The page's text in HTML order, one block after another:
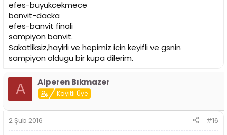
efes-buyukcekmece
banvit-dacka
efes-banvit finali
sampiyon banvit.
Sakatliksiz,hayirli ve hepimiz icin keyifli ve gsnin
sampiyon oldugu bir kupa dilerim.
A Alperen Bıkmazer
Kayıtlı Üye
2 Şub 2016 #16